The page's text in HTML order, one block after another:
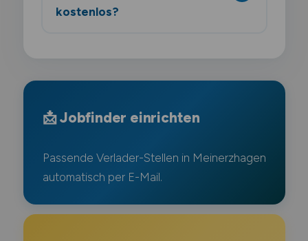
kostenlos?
📩 Jobfinder einrichten
Passende Verlader-Stellen in Meinerzhagen
automatisch per E-Mail.